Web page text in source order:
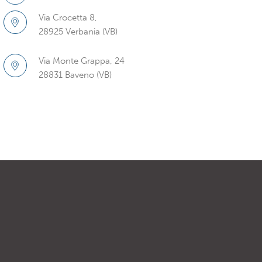
Via Crocetta 8,
28925 Verbania (VB)
Via Monte Grappa, 24
28831 Baveno (VB)